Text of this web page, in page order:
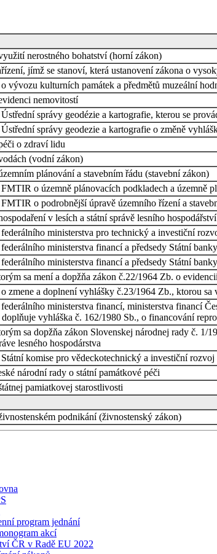
nerostného bohatství (horní zákon)
jímž se stanoví, která ustanovení zákona o
vývozu kulturních památek a předmětů muzeální
nemovitostí
správy geodézie a kartografie, kterou se
správy geodezie a kartografie o změně
o zdraví lidu
(vodní zákon)
plánování a stavebním řádu (stavební zákon)
o územně plánovacích podkladech a územně
o podrobnější úpravě územního řízení a
v lesích a státní správě lesního hospodářství
ministerstva pro technický a investiční
ministerstva financí a předsedy Státní
ministerstva financí a předsedy Státní
sa mení a dopžňa zákon č.22/1964 Zb. o
zmene a doplnení vyhlášky č.23/1964 Zb., ktorou
ministerstva financí, ministerstva financí
doplňuje vyhláška č. 162/1980 Sb., o financování
sa dopžňa zákon Slovenskej národnej rady č. 1/
lesného hospodárstva
komise pro vědeckotechnický a investiční rozvoj
národní rady o státní památkové péči
pamiatkovej starostlivosti
podnikání (živnostenský zákon)
program jednání
akcí
ČR v Radě EU 2022